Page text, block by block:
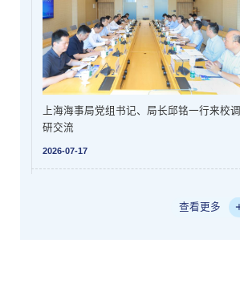
上海海事局党组书记、局长邱铭一行来校调
研交流
2026-07-17
查看更多